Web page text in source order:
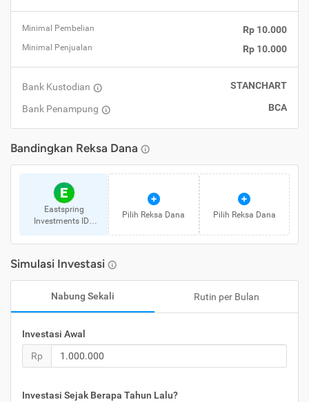
Minimal Pembelian Rp 10.000
Minimal Penjualan Rp 10.000
Bank Kustodian STANCHART
Bank Penampung BCA
Bandingkan Reksa Dana
E
Eastspring
Investments IDR
Pilih Reksa Dana Pilih Reksa Dana
Simulasi Investasi
Nabung Sekali Rutin per Bulan
Investasi Awal
Rp
Investasi Sejak Berapa Tahun Lalu?